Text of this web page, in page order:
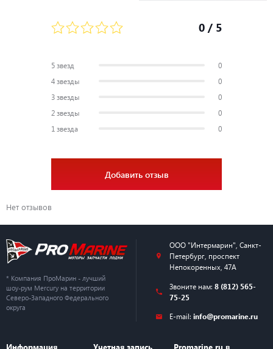
0 / 5
5 звезд
0
4 звезды
0
3 звезды
0
2 звезды
0
1 звезда
0
Добавить отзыв
Нет отзывов
* Компания ПроМарин - лучший
шоу-рум Mercury на территории
Северо-Западного Федерального
округа
ООО "Интермарин" Санкт-
Петербург, проспект
Непокоренных, 47А
Звоните нам: 8 (812) 565-
75-25
E-mail: info@promarine.ru